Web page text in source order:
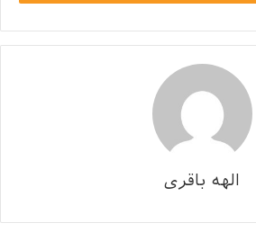
ویژگی شخصیتی این نژاد چیست؟
کرد؟ در این مقاله، پاسخ این
ما باشید!
پنهان
الهه باقری